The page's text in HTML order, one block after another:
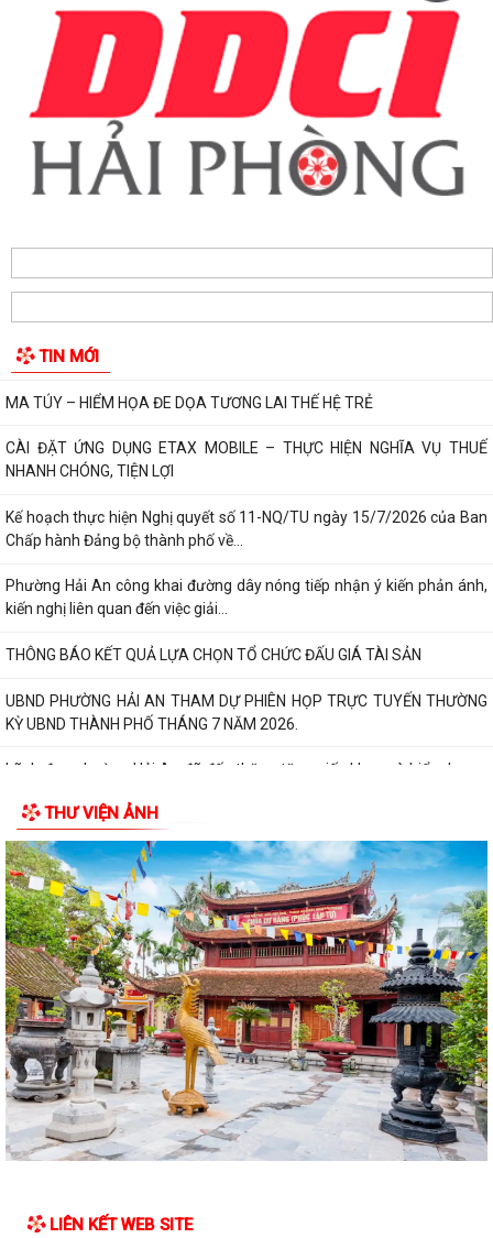
TIN MỚI
TUYÊN TRUYỀN, QUÁN TRIỆT NGHỊ QUYẾT SỐ 11-NQ/TU: QUYẾT
TÂM TẠO ĐỘNG LỰC MỚI CHO TĂNG TRƯỞNG KINH TẾ...
PHƯỜNG HẢI AN TẬP HUẤN HƯỚNG DẪN BẢO ĐẢM AN TOÀN THÔNG
TIN TRONG THỰC HIỆN NHIỆM VỤ
Hộ dân phường Hải An tự nguyện hiến 131,2 m² đất phục vụ mở rộng
Các ngày lễ, ngày kỷ niệm nổi bật trong tháng 8
MA TÚY – HIỂM HỌA ĐE DỌA TƯƠNG LAI THẾ HỆ TRẺ
CÀI ĐẶT ỨNG DỤNG ETAX MOBILE – THỰC HIỆN NGHĨA VỤ THUẾ
NHANH CHÓNG, TIỆN LỢI
Kế hoạch thực hiện Nghị quyết số 11-NQ/TU ngày 15/7/2026 của Ban
Chấp hành Đảng bộ thành phố về...
Phường Hải An công khai đường dây nóng tiếp nhận ý kiến phản ánh,
kiến nghị liên quan đến việc giải...
THÔNG BÁO KẾT QUẢ LỰA CHỌN TỔ CHỨC ĐẤU GIÁ TÀI SẢN
UBND PHƯỜNG HẢI AN THAM DỰ PHIÊN HỌP TRỰC TUYẾN THƯỜNG
KỲ UBND THÀNH PHỐ THÁNG 7 NĂM 2026.
Lãnh đạo phường Hải An đã đến thăm, tặng giấy khen và biểu dương
Đồng chí Nguyễn Thị Thu, Bí thư Đảng ủy, Chủ tịch HĐND phường Hải
An chủ trì buổi tiếp công dân...
Thông báo đường dây nòng của Đảng uỷ phường tiếp nhận thông tin
phản ánh, kiến nghị liên quan đến...
Đảng ủy phường Hải An đánh giá toàn diện kết quả thực hiện tháng 7,
quyết tâm bứt phá hoàn thành...
Đồng chí Nguyễn Thị Thu, Bí thư Đảng ủy, Chủ tịch HĐND phường Hải
An chủ trì buổi tiếp công dân...
Kế hoạch của Ban Thường vụ Đảng ủy thực hiện Nghị quyết số 11-
NQ/TU ngày 15/7/2026 của Ban Chấp...
THƯ VIỆN ẢNH
LIÊN KẾT WEB SITE